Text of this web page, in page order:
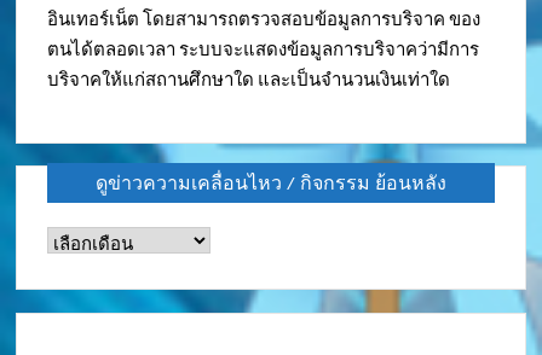
อินเทอร์เน็ต โดยสามารถตรวจสอบข้อมูลการบริจาค ของ
ตนได้ตลอดเวลา ระบบจะแสดงข้อมูลการบริจาคว่ามีการ
บริจาคให้แก่สถานศึกษาใด และเป็นจำนวนเงินเท่าใด
ดูข่าวความเคลื่อนไหว / กิจกรรม ย้อนหลัง
ดู